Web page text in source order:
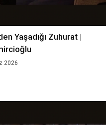
Yaşadığı Zuhurat |
2026